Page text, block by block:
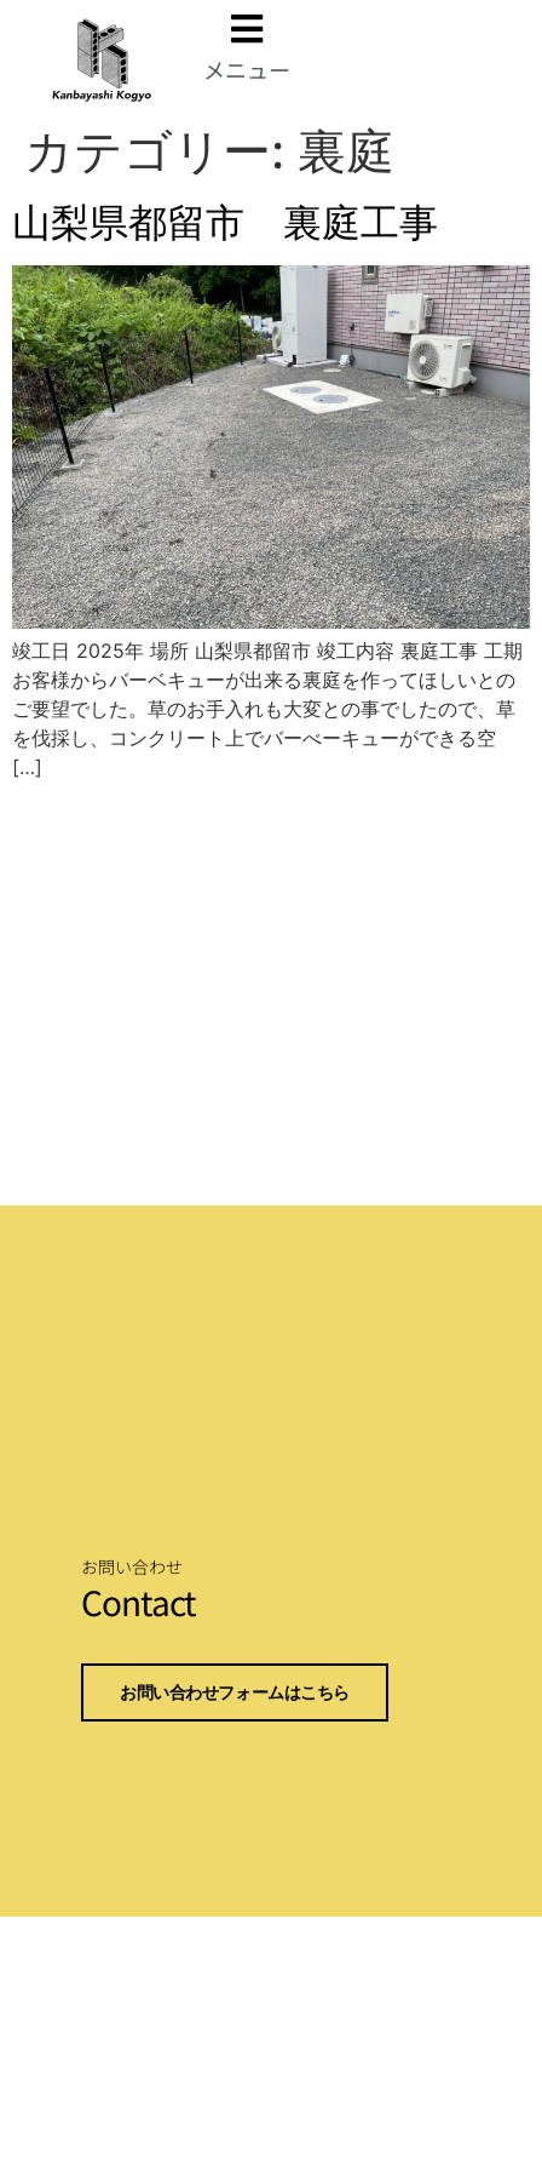
メニュー
カテゴリー: 裏庭
山梨県都留市 裏庭工事
竣工日 2025年 場所 山梨県都留市 竣工内容 裏庭工事 工期
お客様からバーベキューが出来る裏庭を作ってほしいとの
ご要望でした。草のお手入れも大変との事でしたので、草
を伐採し、コンクリート上でバーべーキューができる空
[…]
お問い合わせ
Contact
お問い合わせフォームはこちら